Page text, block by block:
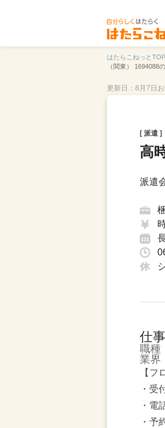
はたらこねっとTOP
（関東） 1694088
更新日：8月7日
[ 派遣 ]
高
派遣
仕
職種
業界
【フ
・受
・電
・予